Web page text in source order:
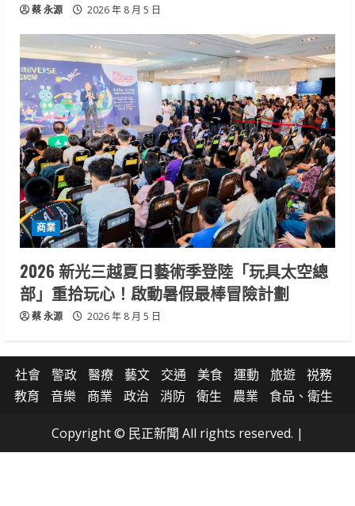
蔡 永源 2026 年 8 月 5 日
商業
2026 新光三越夏日藝術季登陸「玩具太空總
部」重拾玩心！啟動暑假最棒冒險計劃
蔡 永源 2026 年 8 月 5 日
社會 警政 醫療 藝文 交通 美食 運動 旅遊
祱務
教育
音樂 商業 政治 消防 衛生 農業 食品、衛生
Copyright © 民正新聞 All rights reserved. |